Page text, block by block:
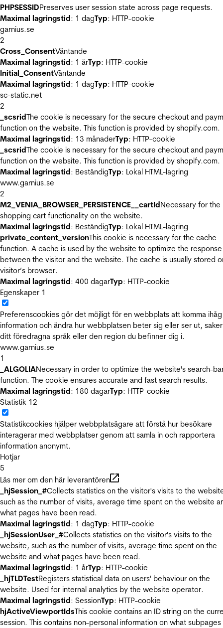
PHPSESSIDPreserves user session state across page requests.
Maximal lagringstid: 1 dagTyp: HTTP-cookie
garnius.se
2
Cross_ConsentVäntande
Maximal lagringstid: 1 årTyp: HTTP-cookie
Initial_ConsentVäntande
Maximal lagringstid: 1 dagTyp: HTTP-cookie
sc-static.net
2
_scsridThe cookie is necessary for the secure checkout and
function on the website. This function is provided by shopify.com.
Maximal lagringstid: 13 månaderTyp: HTTP-cookie
_scsridThe cookie is necessary for the secure checkout and
function on the website. This function is provided by shopify.com.
Maximal lagringstid: BeständigTyp: Lokal HTML-lagring
www.garnius.se
2
M2_VENIA_BROWSER_PERSISTENCE__cartIdNecessary for the
shopping cart functionality on the website.
Maximal lagringstid: BeständigTyp: Lokal HTML-lagring
private_content_versionThis cookie is necessary for the cache
function. A cache is used by the website to optimize the
between the visitor and the website. The cache is usually stored
visitor’s browser.
Maximal lagringstid: 400 dagarTyp: HTTP-cookie
Egenskaper 1
Preferenscookies gör det möjligt för en webbplats att komma ihåg
information och ändra hur webbplatsen beter sig eller ser ut,
ditt föredragna språk eller den region du befinner dig i.
www.garnius.se
1
_ALGOLIANecessary in order to optimize the website's search-
function. The cookie ensures accurate and fast search results.
Maximal lagringstid: 180 dagarTyp: HTTP-cookie
Statistik 12
Statistikcookies hjälper webbplatsägare att förstå hur besökare
interagerar med webbplatser genom att samla in och rapportera
information anonymt.
Hotjar
5
Läs mer om den här leverantören
_hjSession_#Collects statistics on the visitor's visits to the
such as the number of visits, average time spent on the website
what pages have been read.
Maximal lagringstid: 1 dagTyp: HTTP-cookie
_hjSessionUser_#Collects statistics on the visitor's visits to the
website, such as the number of visits, average time spent on the
website and what pages have been read.
Maximal lagringstid: 1 årTyp: HTTP-cookie
_hjTLDTestRegisters statistical data on users' behaviour on the
website. Used for internal analytics by the website operator.
Maximal lagringstid: SessionTyp: HTTP-cookie
hjActiveViewportIdsThis cookie contains an ID string on the
session. This contains non-personal information on what